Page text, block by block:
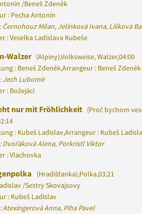
/Beneš Zdeněk
: Pecha Antonín
Černohouz Milan, Jelínková Ivana, Lišková
: Veselka Ladislava Kubeše
Walzer (Alpiny),Volksweise, Walzer,04:00
: Beneš Zdeněk,Arrangeur : Beneš Zdeněk
Jech Lubomír
: Božejáci
nur mit Fröhlichkeit (Proč bychom
: Kubeš Ladislav,Arrangeur : Kubeš
Dvořáková Alena, Porkristl Viktor
: Vlachovka
(Hradišťanka),Polka,03:21
/Sestry Skovajsovy
: Kubeš Ladislav
Atexingerová Anna, Píha Pavel